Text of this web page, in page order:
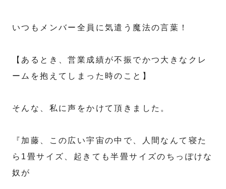
いつもメンバー全員に気遣う魔法の言葉！
【あるとき、営業成績が不振でかつ大きなクレ
ームを抱えてしまった時のこと】
そんな、私に声をかけて頂きました。
『加藤、この広い宇宙の中で、人間なんて寝た
ら1畳サイズ、起きても半畳サイズのちっぽけな
奴が